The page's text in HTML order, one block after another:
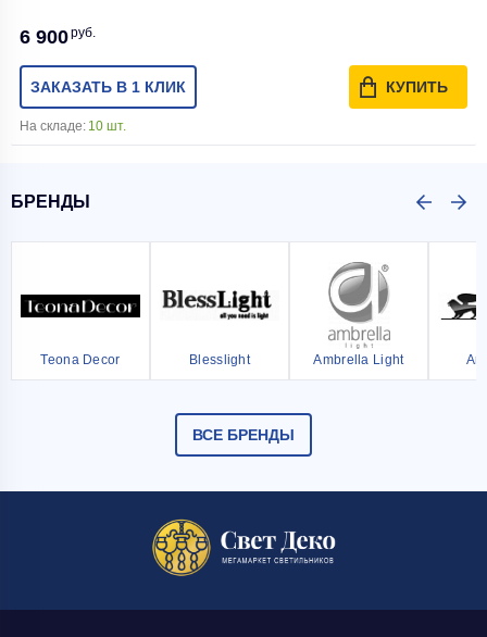
6 900руб.
ЗАКАЗАТЬ В 1 КЛИК КУПИТЬ
На складе: 10 шт.
БРЕНДЫ
Teona Decor Blesslight Ambrella Light
ВСЕ БРЕНДЫ